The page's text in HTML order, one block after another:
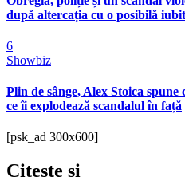
după altercația cu o posibilă
6
Showbiz
Plin de sânge, Alex Stoica
ce îi explodează scandalul în față
[psk_ad 300x600]
Citeste si